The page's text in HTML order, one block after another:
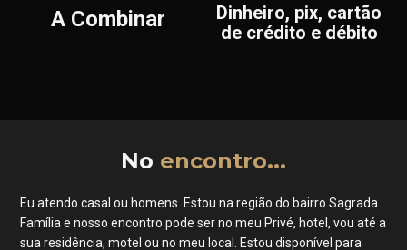
A Combinar
dinheiro, pix, cartão
de crédito e débito
No encontro...
Eu atendo casal ou homens. Estou na região do bairro Sagrada
Família e nosso encontro pode ser no meu Privé, hotel, vou até a
sua residência, motel ou no meu local. Estou disponível para